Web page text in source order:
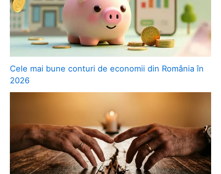
Cele mai bune conturi de economii din România în
2026